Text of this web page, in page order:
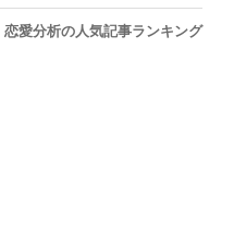
恋愛分析の人気記事ランキング